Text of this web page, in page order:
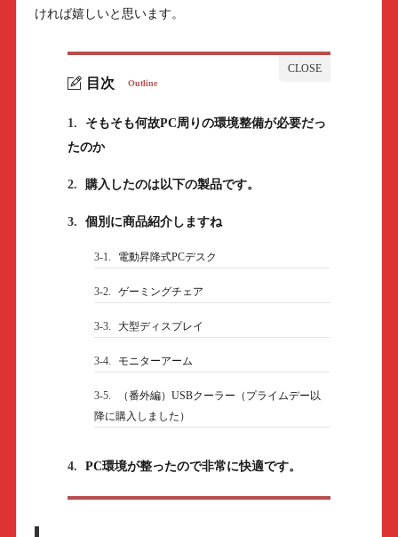
ければ嬉しいと思います。
目次 Outline
1.
そもそも何故PC周りの環境整備が必要だっ
たのか
2. 購入したのは以下の製品です。
3. 個別に商品紹介しますね
3-1. 電動昇降式PCデスク
3-2. ゲーミングチェア
3-3. 大型ディスプレイ
3-4. モニターアーム
3-5.
（番外編）USBクーラー（プライムデー以
降に購入しました）
4. PC環境が整ったので非常に快適です。